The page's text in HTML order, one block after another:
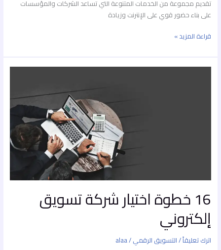
تقديم مجموعة من الخدمات المتنوعة التي تساعد الشركات والمؤسسات
على بناء حضور قوي على الإنترنت وزيادة
قراءة المزيد »
16 خطوة اختيار شركة تسويق
إلكتروني
اترك تعليقاً/التسويق الرقمي/
alaa